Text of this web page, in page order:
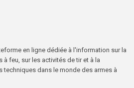
en ligne dédiée à l'information sur la
feu, sur les activités de tir et à la
dans le monde des armes à